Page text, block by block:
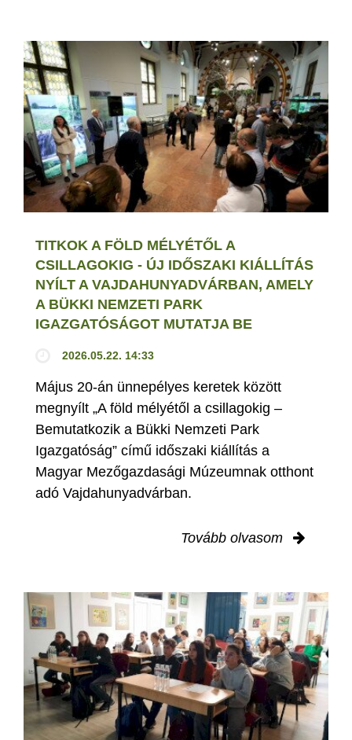
TITKOK A FÖLD MÉLYÉTŐL A
CSILLAGOKIG - ÚJ IDŐSZAKI KIÁLLÍTÁS
NYÍLT A VAJDAHUNYADVÁRBAN, AMELY
A BÜKKI NEMZETI PARK
IGAZGATÓSÁGOT MUTATJA BE
2026.05.22. 14:33
Május 20-án ünnepélyes keretek között
megnyílt „A föld mélyétől a csillagokig –
Bemutatkozik a Bükki Nemzeti Park
Igazgatóság” című időszaki kiállítás a
Magyar Mezőgazdasági Múzeumnak otthont
adó Vajdahunyadvárban.
Tovább olvasom